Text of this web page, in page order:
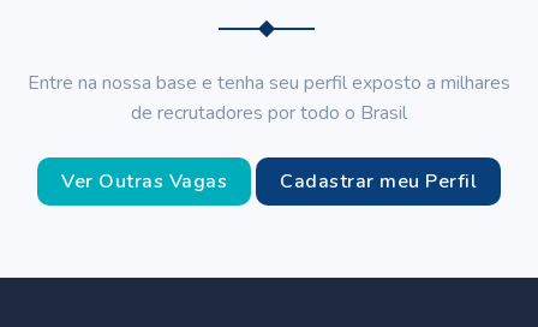
Entre na nossa base e tenha seu perfil exposto a milhares
de recrutadores por todo o Brasil
Ver Outras Vagas Cadastrar meu Perfil